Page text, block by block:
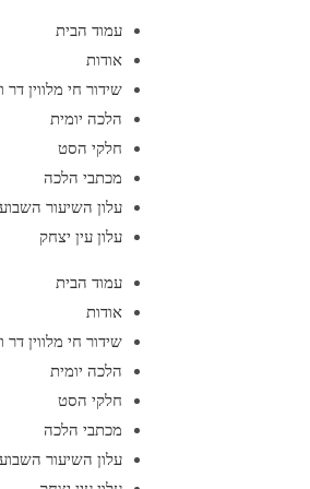
עמוד הבית
אודות
שידור חי מלווין דר
הלכה יומית
חלקי הסט
מכתבי הלכה
עלון השיעור
עלון עין יצחק
עמוד הבית
אודות
שידור חי מלווין דר
הלכה יומית
חלקי הסט
מכתבי הלכה
עלון השיעור